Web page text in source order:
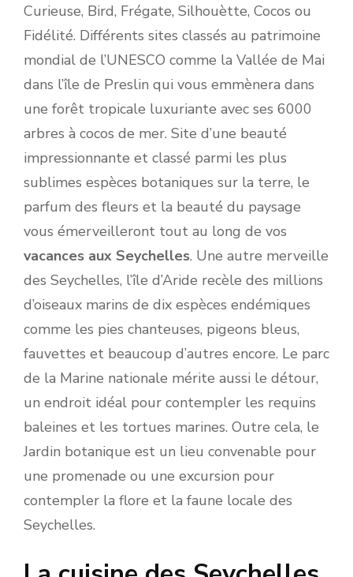
Curieuse, Bird, Frégate, Silhouètte, Cocos ou
Fidélité. Différents sites classés au patrimoine
mondial de l’UNESCO comme la Vallée de Mai
dans l’île de Preslin qui vous emmènera dans
une forêt tropicale luxuriante avec ses 6000
arbres à cocos de mer. Site d’une beauté
impressionnante et classé parmi les plus
sublimes espèces botaniques sur la terre, le
parfum des fleurs et la beauté du paysage
vous émerveilleront tout au long de vos
vacances aux Seychelles. Une autre merveille
des Seychelles, l’île d’Aride recèle des millions
d’oiseaux marins de dix espèces endémiques
comme les pies chanteuses, pigeons bleus,
fauvettes et beaucoup d’autres encore. Le parc
de la Marine nationale mérite aussi le détour,
un endroit idéal pour contempler les requins
baleines et les tortues marines. Outre cela, le
Jardin botanique est un lieu convenable pour
une promenade ou une excursion pour
contempler la flore et la faune locale des
Seychelles.